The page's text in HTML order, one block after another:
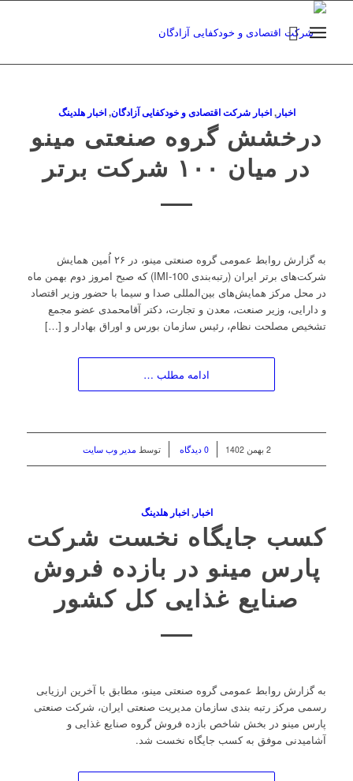
اخبار,اخبار شرکت اقتصادی و خودکفایی آزادگان,اخبار هلدینگ
درخشش گروه صنعتی مینو
در میان ۱۰۰ شرکت برتر
به گزارش روابط عمومی گروه صنعتی مینو، در ۲۶ اُمین همایش
شرکت‌های برتر ایران (رتبه‌بندی IMI-100) که صبح امروز دوم بهمن ماه
در محل مرکز همایش‌های بین‎‌المللی صدا و سیما با حضور وزیر اقتصاد
و دارایی، وزیر صنعت، معدن و تجارت، دکتر آقامحمدی عضو مجمع
تشخیص مصلحت نظام، رئیس سازمان بورس و اوراق بهادار و […]
ادامه مطلب …
2 بهمن 1402
/ 0 دیدگاه توسط مدیر وب سایت
اخبار,اخبار هلدینگ
کسب جایگاه نخست شرکت
پارس مینو در بازده فروش
صنایع غذایی کل کشور
به گزارش روابط عمومی گروه صنعتی مینو، مطابق با آخرین ارزیابی
رسمی مرکز رتبه بندی سازمان مدیریت صنعتی ایران، شرکت صنعتی
پارس مینو در بخش شاخص بازده فروش گروه صنایع غذایی و
آشامیدنی موفق به کسب جایگاه نخست شد.